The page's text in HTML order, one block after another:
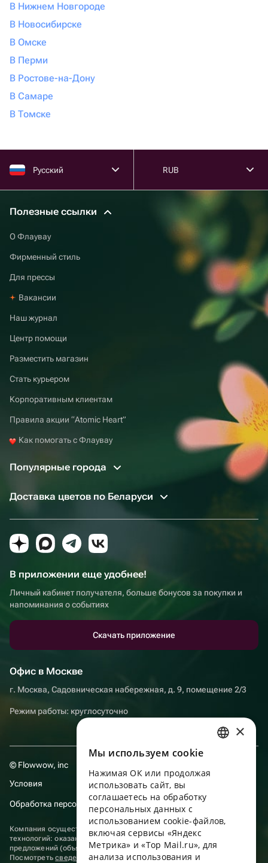
В Нижнем Новгороде
В Новосибирске
В Омске
В Перми
В Ростове-на-Дону
В Самаре
В Томске
Русский RUB
Полезные ссылки
О Флаувау
Фирменный стиль
Для прессы
Вакансии
Наш журнал
Центр помощи
Разместить магазин
Стать курьером
Корпоративным клиентам
Правила акции “Atomic Heart”
Как помогать с Флаувау
Популярные города
Доставка цветов по Беларуси
В приложении еще удобнее!
Личный кабинет получателя, больше бонусов за покупки и
напоминания о событиях
Скачать приложение
Офис в Москве
г. Москва, Садовническая набережная, д. 9, помещение 2/3
Режим работы: круглосуточно
© Flowwow, inc
Условия
Обработка персональных данных
Компания осуществляет деятельность в области информационных
технологий: оказание услуг в сети “Интернет” по размещению
предложений (объявлений) продавцов о реализации товаров.
Посмотретьсведения о программах, включенных в реестр
ENGLISH
UKRAINIAN
PORTUGUESE
×
Мы используем сookie
Нажимая ОК или продолжая
использовать сайт, вы
соглашаетесь на обработку
персональных данных с
использованием cookie-файлов,
включая сервисы «Яндекс
Метрика» и «Top Mail.ru», для
анализа использования и